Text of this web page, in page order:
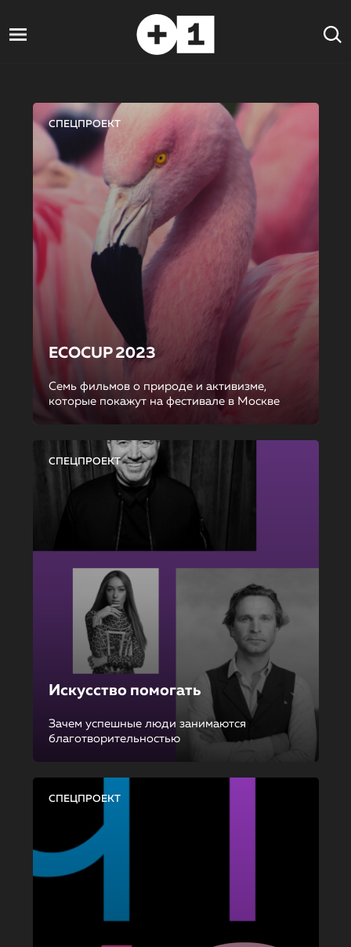
СПЕЦПРОЕКТ
ECOCUP 2023
Семь фильмов о природе и активизме,
которые покажут на фестивале в Москве
СПЕЦПРОЕКТ
Искусство помогать
Зачем успешные люди занимаются
благотворительностью
СПЕЦПРОЕКТ